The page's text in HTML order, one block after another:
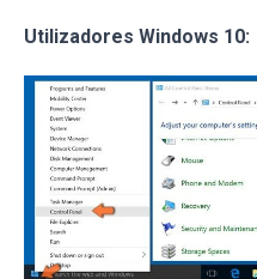
Utilizadores Windows 10: